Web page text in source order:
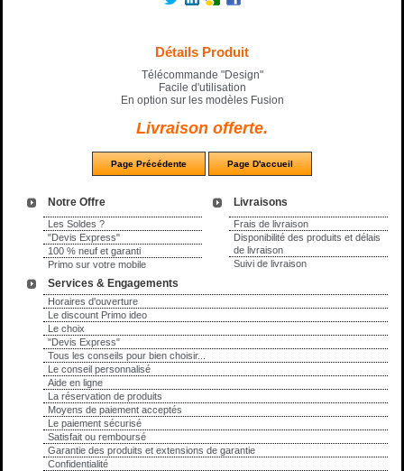
Notre Offre
Les Soldes ?
"Devis Express"
100 % neuf et garanti
Primo sur votre mobile
Livraisons
Frais de livraison
Disponibilité des produits et délais
de livraison
Suivi de livraison
Services & Engagements
Horaires d'ouverture
Le discount Primo ideo
Le choix
"Devis Express"
Tous les conseils pour bien choisir...
Le conseil personnalisé
Aide en ligne
La réservation de produits
Moyens de paiement acceptés
Le paiement sécurisé
Satisfait ou remboursé
Garantie des produits et extensions de garantie
Confidentialité
Détails Produit
Télécommande "Design"
Facile d'utilisation
En option sur les modèles Fusion
Livraison offerte.